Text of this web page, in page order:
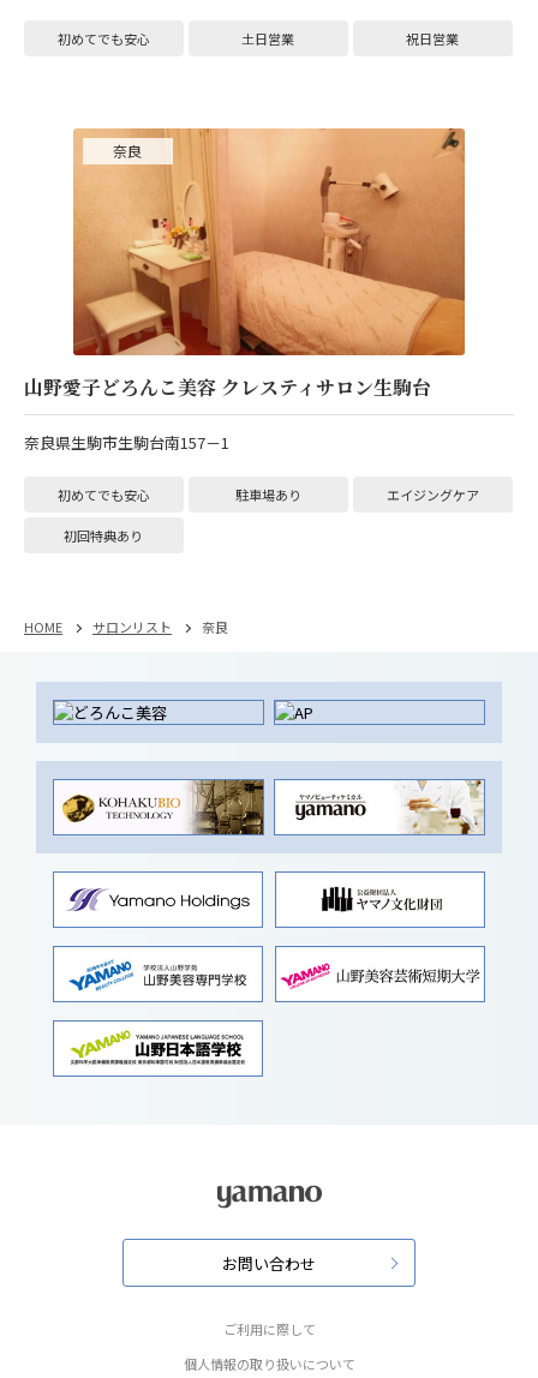
初めてでも安心 土日営業 祝日営業
奈良
山野愛子どろんこ美容 クレスティサロン生駒台
奈良県生駒市生駒台南157－1
初めてでも安心 駐車場あり エイジングケア
初回特典あり
HOME サロンリスト 奈良
お問い合わせ
ご利用に際して
個人情報の取り扱いについて